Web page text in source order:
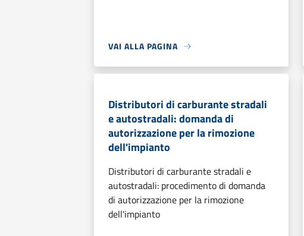
VAI ALLA PAGINA
Distributori di carburante stradali
e autostradali: domanda di
autorizzazione per la rimozione
dell'impianto
Distributori di carburante stradali e
autostradali: procedimento di domanda
di autorizzazione per la rimozione
dell'impianto